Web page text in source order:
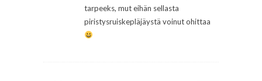
tarpeeks, mut eihän sellasta
piristysruiskepläjäystä voinut ohittaa